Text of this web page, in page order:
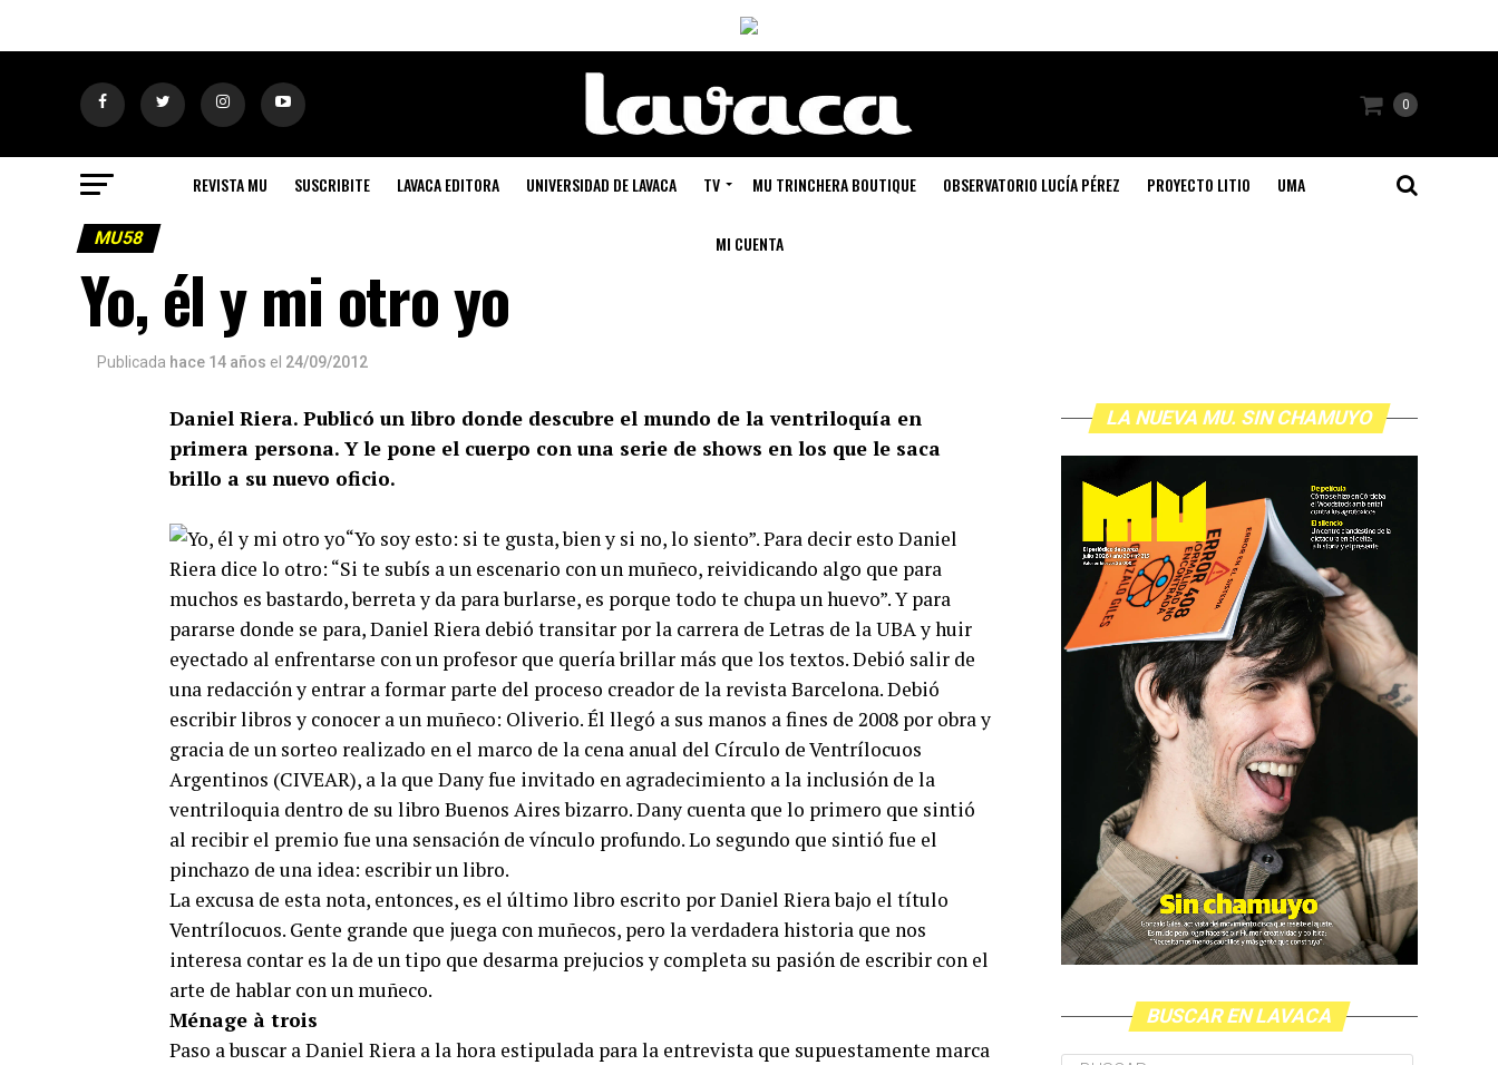
0
REVISTA MU SUSCRIBITE LAVACA EDITORA UNIVERSIDAD DE LAVACA TV MU TRINCHERA BOUTIQUE OBSERVATORIO LUCÍA PÉREZ PROYECTO LITIO UMA
MI CUENTA
MU58
Yo, él y mi otro yo
Publicada hace 14 años el 24/09/2012
Daniel Riera. Publicó un libro donde descubre el mundo de la ventriloquía en
primera persona. Y le pone el cuerpo con una serie de shows en los que le saca
brillo a su nuevo oficio.
“Yo soy esto: si te gusta, bien y si no, lo siento”. Para decir esto Daniel
Riera dice lo otro: “Si te subís a un escenario con un muñeco, reividicando algo que para
muchos es bastardo, berreta y da para burlarse, es porque todo te chupa un huevo”. Y para
pararse donde se para, Daniel Riera debió transitar por la carrera de Letras de la UBA y huir
eyectado al enfrentarse con un profesor que quería brillar más que los textos. Debió salir de
una redacción y entrar a formar parte del proceso creador de la revista Barcelona. Debió
escribir libros y conocer a un muñeco: Oliverio. Él llegó a sus manos a fines de 2008 por obra y
gracia de un sorteo realizado en el marco de la cena anual del Círculo de Ventrílocuos
Argentinos (CIVEAR), a la que Dany fue invitado en agradecimiento a la inclusión de la
ventriloquia dentro de su libro Buenos Aires bizarro. Dany cuenta que lo primero que sintió
al recibir el premio fue una sensación de vínculo profundo. Lo segundo que sintió fue el
pinchazo de una idea: escribir un libro.
La excusa de esta nota, entonces, es el último libro escrito por Daniel Riera bajo el título
Ventrílocuos. Gente grande que juega con muñecos, pero la verdadera historia que nos
interesa contar es la de un tipo que desarma prejucios y completa su pasión de escribir con el
arte de hablar con un muñeco.
Ménage à trois
Paso a buscar a Daniel Riera a la hora estipulada para la entrevista que supuestamente marca
LA NUEVA MU. SIN CHAMUYO
BUSCAR EN LAVACA